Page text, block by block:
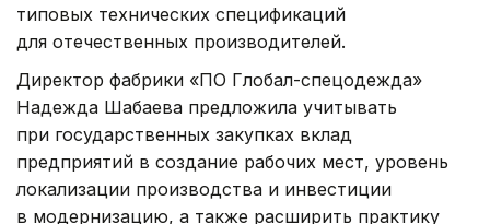
типовых технических спецификаций
для отечественных производителей.
Директор фабрики «ПО Глобал-спецодежда»
Надежда Шабаева предложила учитывать
при государственных закупках вклад
предприятий в создание рабочих мест, уровень
локализации производства и инвестиции
в модернизацию, а также расширить практику